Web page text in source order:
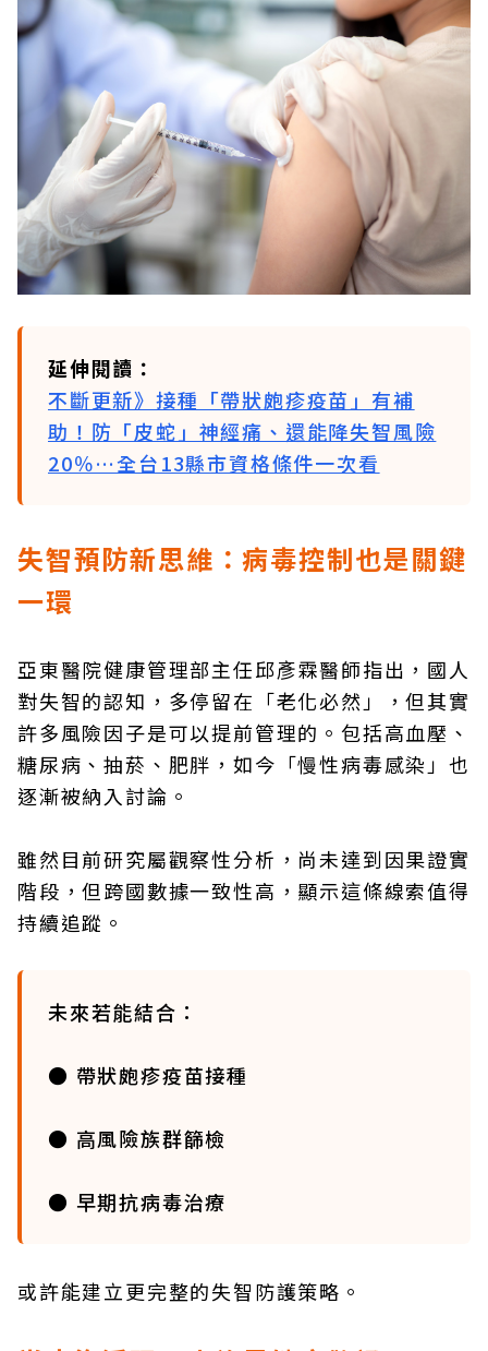
延伸閱讀：
不斷更新》接種「帶狀皰疹疫苗」有補
助！防「皮蛇」神經痛、還能降失智風險
20％…全台13縣市資格條件一次看
失智預防新思維：病毒控制也是關鍵
一環
亞東醫院健康管理部主任邱彥霖醫師指出，國人
對失智的認知，多停留在「老化必然」，但其實
許多風險因子是可以提前管理的。包括高血壓、
糖尿病、抽菸、肥胖，如今「慢性病毒感染」也
逐漸被納入討論。
雖然目前研究屬觀察性分析，尚未達到因果證實
階段，但跨國數據一致性高，顯示這條線索值得
持續追蹤。
未來若能結合：
● 帶狀皰疹疫苗接種
● 高風險族群篩檢
● 早期抗病毒治療
或許能建立更完整的失智防護策略。